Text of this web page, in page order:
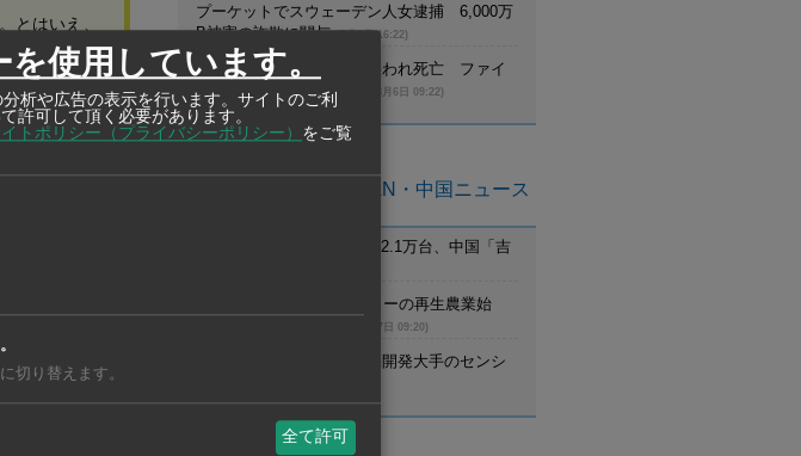
とはいえ、
妻との離婚
警察は犯人
た。その
＝マティ
なれま
プーケットでスウェーデン人女逮捕 6,000万
B被害の詐欺に関与
(8月6日 16:22)
保護区職員が野生トラに襲われ死亡 ファイ
カケン野生生物保護区で
(8月6日 09:22)
亜州ASEAN・中国ニュース
【タイ】7月のEV新車登録2.1万台、中国「吉
【ベトナム】UCCがコーヒーの再生農業始
(8月7日 09:20)
【タイ】野村不動産、住宅開発大手のセンシ
使用しています。
析や広告の表示を行います。サイトのご利
許可して頂く必要があります。
トポリシー（プライバシーポリシー） をご覧
切り替えます。
全て許可